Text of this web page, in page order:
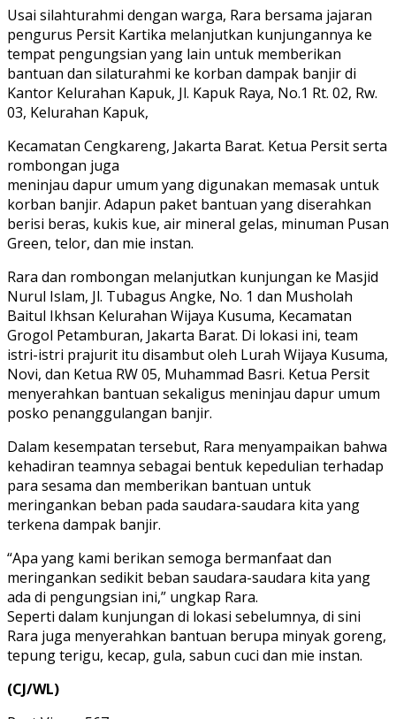
Usai silahturahmi dengan warga, Rara bersama jajaran
pengurus Persit Kartika melanjutkan kunjungannya ke
tempat pengungsian yang lain untuk memberikan
bantuan dan silaturahmi ke korban dampak banjir di
Kantor Kelurahan Kapuk, Jl. Kapuk Raya, No.1 Rt. 02, Rw.
03, Kelurahan Kapuk,
Kecamatan Cengkareng, Jakarta Barat. Ketua Persit serta
rombongan juga
meninjau dapur umum yang digunakan memasak untuk
korban banjir. Adapun paket bantuan yang diserahkan
berisi beras, kukis kue, air mineral gelas, minuman Pusan
Green, telor, dan mie instan.
Rara dan rombongan melanjutkan kunjungan ke Masjid
Nurul Islam, Jl. Tubagus Angke, No. 1 dan Musholah
Baitul Ikhsan Kelurahan Wijaya Kusuma, Kecamatan
Grogol Petamburan, Jakarta Barat. Di lokasi ini, team
istri-istri prajurit itu disambut oleh Lurah Wijaya Kusuma,
Novi, dan Ketua RW 05, Muhammad Basri. Ketua Persit
menyerahkan bantuan sekaligus meninjau dapur umum
posko penanggulangan banjir.
Dalam kesempatan tersebut, Rara menyampaikan bahwa
kehadiran teamnya sebagai bentuk kepedulian terhadap
para sesama dan memberikan bantuan untuk
meringankan beban pada saudara-saudara kita yang
terkena dampak banjir.
“Apa yang kami berikan semoga bermanfaat dan
meringankan sedikit beban saudara-saudara kita yang
ada di pengungsian ini,” ungkap Rara.
Seperti dalam kunjungan di lokasi sebelumnya, di sini
Rara juga menyerahkan bantuan berupa minyak goreng,
tepung terigu, kecap, gula, sabun cuci dan mie instan.
(CJ/WL)